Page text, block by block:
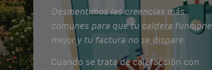
Desmentimos las creencias más
comunes para que tu caldera funcione
mejor y tu factura no se dispare.
Cuando se trata de calefacción con